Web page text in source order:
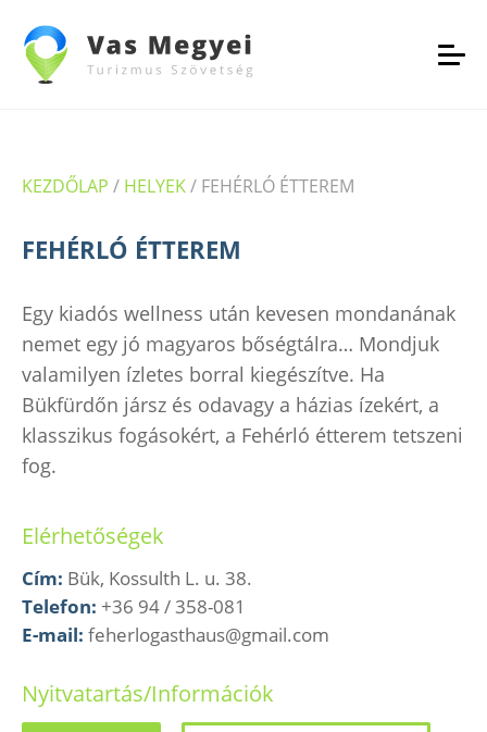
KEZDŐLAP / HELYEK/ FEHÉRLÓ ÉTTEREM
FEHÉRLÓ ÉTTEREM
Egy kiadós wellness után kevesen mondanának
nemet egy jó magyaros bőségtálra… Mondjuk
valamilyen ízletes borral kiegészítve. Ha
Bükfürdőn jársz és odavagy a házias ízekért, a
klasszikus fogásokért, a Fehérló étterem tetszeni
fog.
Elérhetőségek
Cím: Bük, Kossulth L. u. 38.
Telefon: +36 94 / 358-081
E-mail: feherlogasthaus@gmail.com
Nyitvatartás/Információk